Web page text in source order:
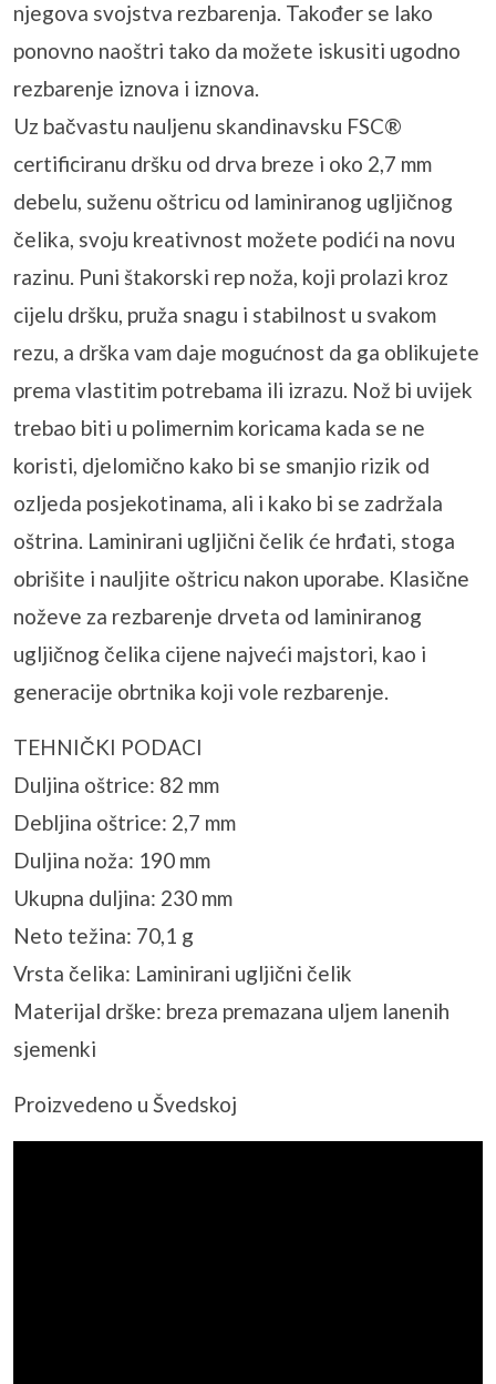
njegova svojstva rezbarenja. Također se lako
ponovno naoštri tako da možete iskusiti ugodno
rezbarenje iznova i iznova.
Uz bačvastu nauljenu skandinavsku FSC®
certificiranu dršku od drva breze i oko 2,7 mm
debelu, suženu oštricu od laminiranog ugljičnog
čelika, svoju kreativnost možete podići na novu
razinu. Puni štakorski rep noža, koji prolazi kroz
cijelu dršku, pruža snagu i stabilnost u svakom
rezu, a drška vam daje mogućnost da ga oblikujete
prema vlastitim potrebama ili izrazu. Nož bi uvijek
trebao biti u polimernim koricama kada se ne
koristi, djelomično kako bi se smanjio rizik od
ozljeda posjekotinama, ali i kako bi se zadržala
oštrina. Laminirani ugljični čelik će hrđati, stoga
obrišite i nauljite oštricu nakon uporabe. Klasične
noževe za rezbarenje drveta od laminiranog
ugljičnog čelika cijene najveći majstori, kao i
generacije obrtnika koji vole rezbarenje.
TEHNIČKI PODACI
Duljina oštrice: 82 mm
Debljina oštrice: 2,7 mm
Duljina noža: 190 mm
Ukupna duljina: 230 mm
Neto težina: 70,1 g
Vrsta čelika: Laminirani ugljični čelik
Materijal drške: breza premazana uljem lanenih
sjemenki
Proizvedeno u Švedskoj